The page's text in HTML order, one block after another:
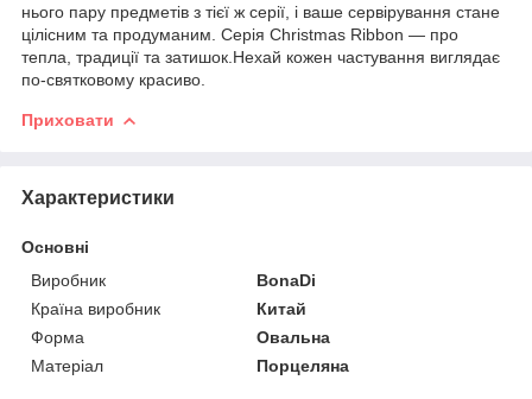
нього пару предметів з тієї ж серії, і ваше сервірування стане
цілісним та продуманим. Серія Christmas Ribbon — про
тепла, традиції та затишок.Нехай кожен частування виглядає
по-святковому красиво.
Приховати
Характеристики
Основні
Виробник
BonaDi
Країна виробник
Китай
Форма
Овальна
Матеріал
Порцеляна